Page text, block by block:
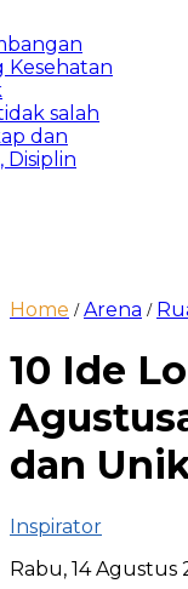
salah
Home /Arena /
10 Ide
dan
Inspirator
Rabu, 14 Agustus